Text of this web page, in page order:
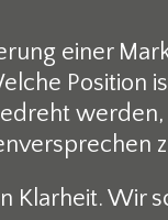
einer
Position
Klarheit. Wir